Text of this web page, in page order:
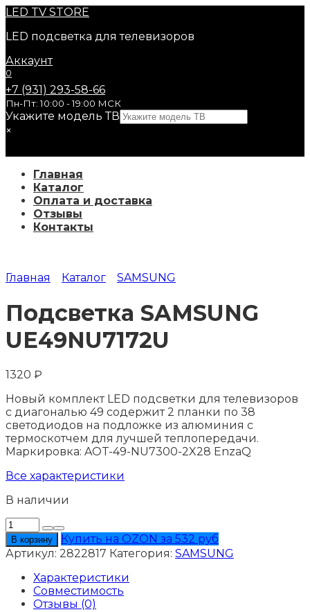
Перейти
содержанию
LED TV STORE
LED подсветка для телевизоров
Аккаунт
0
+7 (931) 293-58-66
Пн-Пт: 10:00 - 19:00 МСК
Укажите модель ТВ
×
Главная
Каталог
Оплата и доставка
Отзывы
Контакты
Главная Каталог SAMSUNG
Подсветка SAMSUNG
UЕ49NU7172U
1320 ₽
Новый комплект LED подсветки для телевизоров
с диагональю 49 содержит 2 планки по 38
светодиодов на подложке из алюминия с
термоскотчем для лучшей теплопередачи.
Маркировка: AOT-49-NU7300-2X28 EnzaQ
Все характеристики
В наличии
Количество
товара
Подсветка
SAMSUNG
UЕ49NU7172U
В корзину
Купить на OZON за 532 руб
Артикул: 2822817 Категория: SAMSUNG
Характеристики
Совместимость
Отзывы (0)